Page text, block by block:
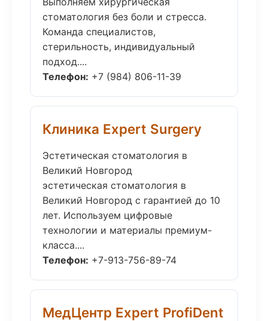
стоматология без боли и стресса.
Команда специалистов,
стерильность, индивидуальный
подход....
Телефон: +7 (984) 806-11-39
Клиника Expert Surgery
Эстетическая стоматология в
Великий Новгород
эстетическая стоматология в
Великий Новгород с гарантией до 10
лет. Используем цифровые
технологии и материалы премиум-
класса....
Телефон: +7-913-756-89-74
МедЦентр Expert ProfiDent